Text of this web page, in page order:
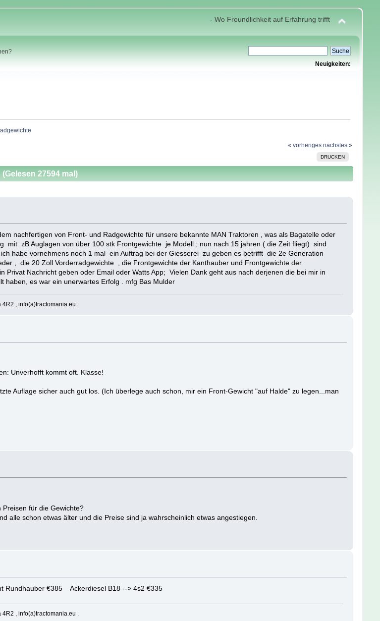
- Wo Freundlichkeit auf Erfahrung trifft
Neuigkeiten:
« vorheriges nächstes »
DRUCKEN
27594 mal)
nachfertigen von Front- und Radgewichte für unsere bekannte MAN Traktoren , was als Bagatelle oder
zB Auglagen von über 100 stk Frontgewichte je Modell ; nun nach 15 jahren ( die Zeit fliegt) sind
habe vornehmens noch 1 mal ein Auftrag bei der Giesserei zu geben es betrifft die 2e Generation
, die 20 Zoll Vorderradgewichte , die Frontgewichte der Kanthauber und Frontgewichte der
Privat Nachricht geben oder Email oder Watts App; Vielen Dank geht aus nach derjenen die bei mir in
haben, es war ein unerwartes Erfolg . mfg Bas Mulder
, info(a)tractomania.eu .
Unverhofft kommt oft. Klasse!
Auflage sicher auch gut los. (Ich überlege auch schon, mir ein Front-Gewicht "auf Halde" zu legen...man
Preisen für die Gewichte?
alle schon etwas älter und die Preise sind ja wahrscheinlich etwas angestiegen.
Rundhauber €385 Ackerdiesel B18 --> 4s2 €335
, info(a)tractomania.eu .